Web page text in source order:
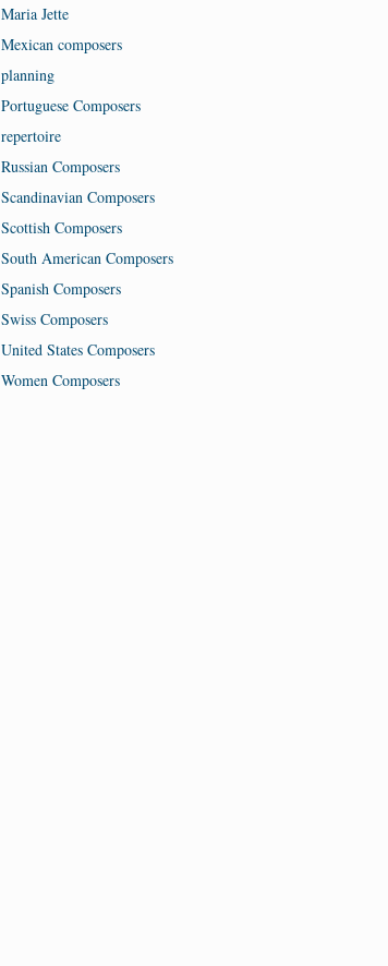
Maria Jette
Mexican composers
planning
Portuguese Composers
repertoire
Russian Composers
Scandinavian Composers
Scottish Composers
South American Composers
Spanish Composers
Swiss Composers
United States Composers
Women Composers